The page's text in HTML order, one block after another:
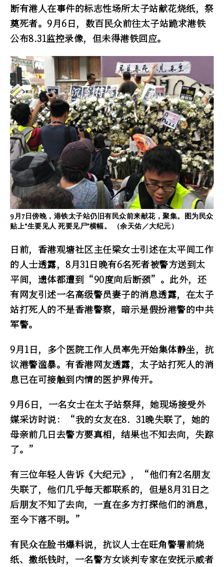
断有港人在事件的标志性场所――太子站献花烧纸，祭
奠死者。9月6日，数百民众前往太子站跪求港铁
公布8.31监控录像，但未得港铁回应。
9月7日傍晚，港铁太子站仍旧有民众前来献花，聚集。图为民众
贴上“生要见人 死要见尸”横幅。 （余天佑／大纪元）
日前，香港观塘社区主任梁女士引述在太平间工作
的人士透露，8月31日晚有6名死者被警方送到太
平间，遗体都遭到“90度向后断颈”。此外，还
有网友引述一名高级警员妻子的消息透露，在太子
站打死人的不是香港警察，暗示是假扮港警的中共
军警。
9月1日，多个医院工作人员率先开始集体静坐，抗
议港警滥暴。有香港网友透露，太子站打死人的消
息已在可接触到内情的医护界传开。
9月6日，一名女士在太子站祭拜，她现场接受外
媒采访时说：“我的女友在8．31晚失联了，她的
母亲前几日去警方要真相，结果也不知去向，失踪
了。”
有三位年轻人告诉《大纪元》，“他们有2名朋友
失联了，他们几乎每天都联系的，但是8月31日之
后朋友不知了去向，一直在多方打探他们的消息，
至今下落不明。”
有民众在脸书爆料说，抗议人士在旺角警署前烧
纸、撒纸钱时，一名警方女谈判专家在安抚示威者